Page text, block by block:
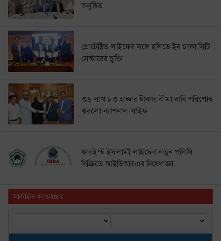
অনুষ্ঠিত
প্রোটেক্টিভ লাইফের সঙ্গে হলিডে ইন ঢাকা সিটি
সেন্টারের চুক্তি
৩৬ লাখ ৮৩ হাজার টাকার বীমা দাবি পরিশোধ
করলো ন্যাশনাল লাইফ
ফারইস্ট ইসলামী লাইফের নতুন পলিসি
বিক্রিতে আইডিআরএর নিষেধাজ্ঞা
আর্কাইভ ক্যালেণ্ডার